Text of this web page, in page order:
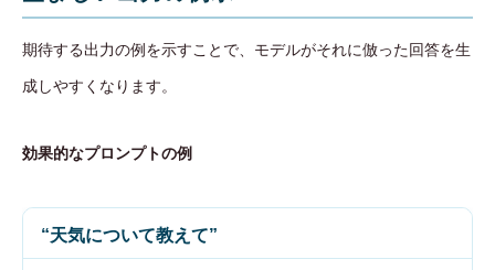
期待する出力の例を示すことで、モデルがそれに倣った回答を生
成しやすくなります。
効果的なプロンプトの例
“天気について教えて”